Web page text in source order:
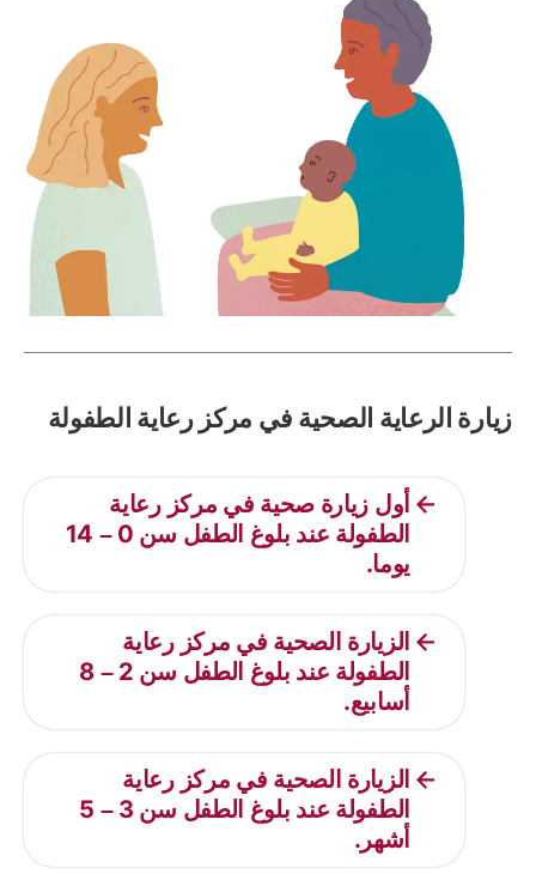
زيارة الرعاية الصحية في مركز رعاية الطفولة
أول زيارة صحية في مركز رعاية
الطفولة عند بلوغ الطفل سن 0 – 14
يوما.
الزيارة الصحية في مركز رعاية
الطفولة عند بلوغ الطفل سن 2 – 8
أسابيع.
الزيارة الصحية في مركز رعاية
الطفولة عند بلوغ الطفل سن 3 – 5
أشهر.